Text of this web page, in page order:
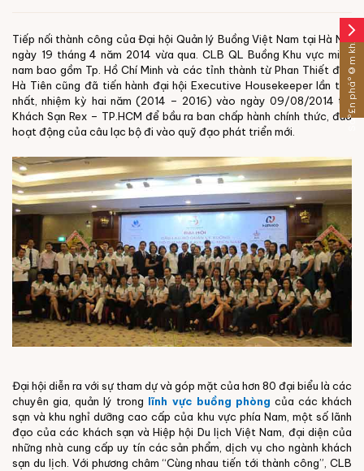
Tiếp nối thành công của Đại hội Quản lý Buồng Việt Nam tại Hà Nội
ngày 19 tháng 4 năm 2014 vừa qua. CLB QL Buồng Khu vực miền
nam bao gồm Tp. Hồ Chí Minh và các tỉnh thành từ Phan Thiết đến
Hà Tiên cũng đã tiến hành đại hội Executive Housekeeper lần thứ
nhất, nhiệm kỳ hai năm (2014 – 2016) vào ngày 09/08/2014 tại
Khách Sạn Rex – TP.HCM để bầu ra ban chấp hành chính thức, đưa
hoạt động của câu lạc bộ đi vào quỹ đạo phát triển mới.
Đại hội diễn ra với sự tham dự và góp mặt của hơn 80 đại biểu là các
chuyên gia, quản lý trong lĩnh vực buồng phòng của các khách
sạn và khu nghỉ dưỡng cao cấp của khu vực phía Nam, một số lãnh
đạo của các khách sạn và Hiệp hội Du lịch Việt Nam, đại diện của
những nhà cung cấp uy tín các sản phẩm, dịch vụ cho ngành khách
sạn du lịch. Với phương châm “Cùng nhau tiến tới thành công”, CLB
arrow_forward_ios
Sáº£n pháº©m khÃ¡c